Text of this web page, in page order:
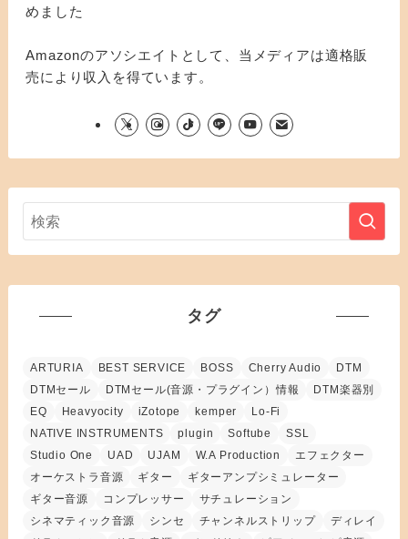
めました
Amazonのアソシエイトとして、当メディアは適格販
売により収入を得ています。
タグ
ARTURIA BEST SERVICE BOSS Cherry Audio
DTM
DTMセール
DTMセール(音源・プラグイン）情報
DTM楽器別
EQ
Heavyocity iZotope kemper
Lo-Fi
NATIVE INSTRUMENTS
plugin Softube
SSL
Studio One
UAD UJAM W.A Production
エフェクター
オーケストラ音源
ギター
ギターアンプシミュレーター
ギター音源
コンプレッサー
サチュレーション
シネマティック音源
シンセ チャンネルストリップ
ディレイ